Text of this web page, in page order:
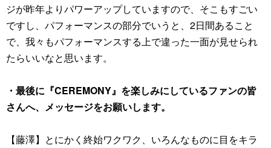
ジが昨年よりパワーアップしていますので、そこもすごい
ですし、パフォーマンスの部分でいうと、2日間あること
で、我々もパフォーマンスする上で違った一面が見せられ
たらいいなと思います。
・最後に『CEREMONY』を楽しみにしているファンの皆
さんへ、メッセージをお願いします。
【藤澤】とにかく終始ワクワク、いろんなものに目をキラ